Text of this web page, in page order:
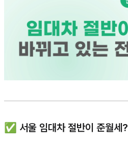
✅ 서울 임대차 절반이 준월세?